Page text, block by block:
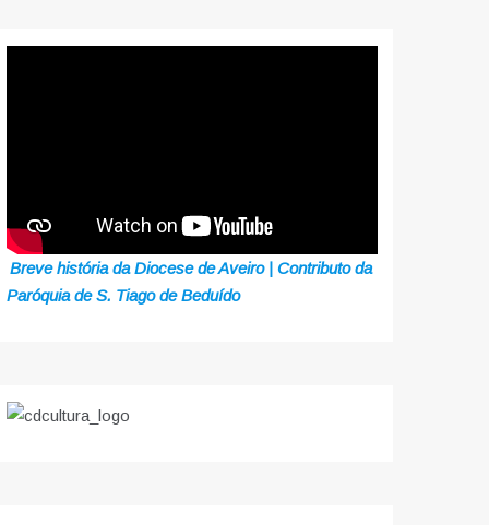
Breve história da Diocese de Aveiro | Contributo da
Paróquia de S. Tiago de Beduído